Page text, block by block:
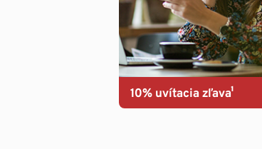
10% uvítacia zľava¹